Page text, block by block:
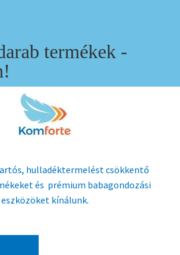
termékek -
hulladéktermelést csökkentő
és prémium babagondozási
eszközöket kínálunk.